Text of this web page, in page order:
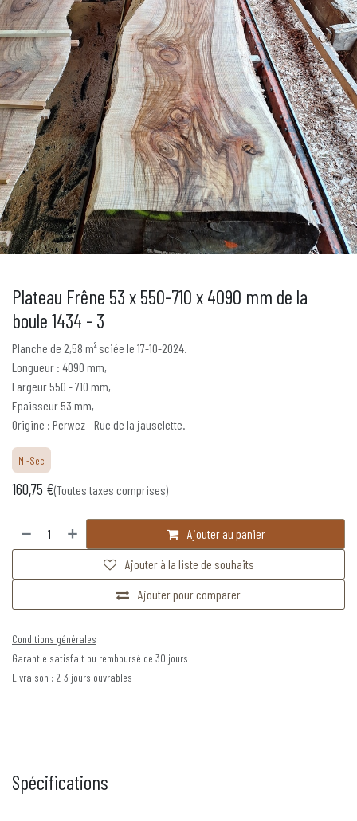
Plateau Frêne 53 x 550-710 x 4090 mm de la
boule 1434 - 3
Planche de 2,58 m² sciée le 17-10-2024.
Longueur : 4090 mm,
Largeur 550 - 710 mm,
Epaisseur 53 mm,
Origine : Perwez - Rue de la jauselette.
Mi-Sec
160,75 €(Toutes taxes comprises)
Ajouter au panier
Ajouter pour comparer
Ajouter à la liste de souhaits
Conditions générales
Garantie satisfait ou remboursé de 30 jours
Livraison : 2-3 jours ouvrables
Spécifications